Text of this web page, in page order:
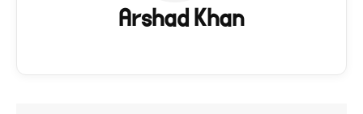
Arshad Khan